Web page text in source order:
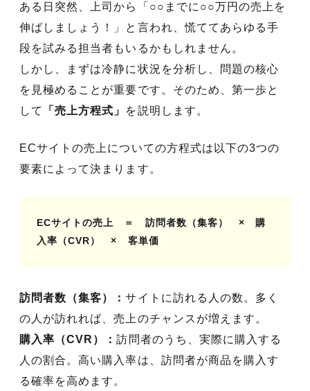
ある日突然、上司から「○○までに○○万円の売上を
伸ばしましょう！」と言われ、慌ててあらゆる手
段を試みる担当者もいるかもしれません。
しかし、まずは冷静に状況を分析し、問題の核心
を見極めることが重要です。そのため、第一歩と
して
「売上方程式」 を説明します。
ECサイトの売上についての方程式は以下の3つの
要素によって決まります。
ECサイトの売上 ＝ 訪問者数（集客） × 購
入率（CVR） × 客単価
訪問者数（集客）：サイトに訪れる人の数。多く
の人が訪れれば、売上のチャンスが増えます。
購入率（CVR）：訪問者のうち、実際に購入する
人の割合。高い購入率は、訪問者が商品を購入す
る確率を高めます。